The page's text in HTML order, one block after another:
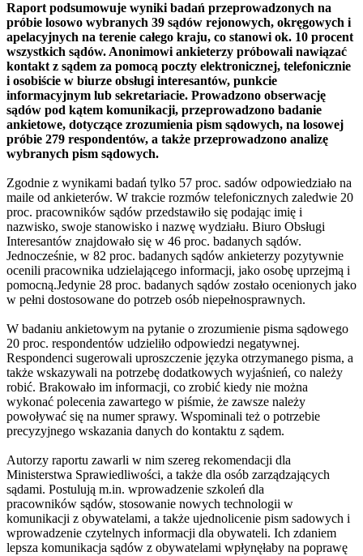
Raport podsumowuje wyniki badań przeprowadzonych na
próbie losowo wybranych 39 sądów rejonowych, okręgowych i
apelacyjnych na terenie całego kraju, co stanowi ok. 10 procent
wszystkich sądów. Anonimowi ankieterzy próbowali nawiązać
kontakt z sądem za pomocą poczty elektronicznej, telefonicznie
i osobiście w biurze obsługi interesantów, punkcie
informacyjnym lub sekretariacie. Prowadzono obserwację
sądów pod kątem komunikacji, przeprowadzono badanie
ankietowe, dotyczące zrozumienia pism sądowych, na losowej
próbie 279 respondentów, a także przeprowadzono analizę
wybranych pism sądowych.
Zgodnie z wynikami badań tylko 57 proc. sadów odpowiedziało na
maile od ankieterów. W trakcie rozmów telefonicznych zaledwie 20
proc. pracowników sądów przedstawiło się podając imię i
nazwisko, swoje stanowisko i nazwę wydziału. Biuro Obsługi
Interesantów znajdowało się w 46 proc. badanych sądów.
Jednocześnie, w 82 proc. badanych sądów ankieterzy pozytywnie
ocenili pracownika udzielającego informacji, jako osobę uprzejmą i
pomocną.Jedynie 28 proc. badanych sądów zostało ocenionych jako
w pełni dostosowane do potrzeb osób niepełnosprawnych.
W badaniu ankietowym na pytanie o zrozumienie pisma sądowego
20 proc. respondentów udzieliło odpowiedzi negatywnej.
Respondenci sugerowali uproszczenie języka otrzymanego pisma, a
także wskazywali na potrzebę dodatkowych wyjaśnień, co należy
robić. Brakowało im informacji, co zrobić kiedy nie można
wykonać polecenia zawartego w piśmie, że zawsze należy
powoływać się na numer sprawy. Wspominali też o potrzebie
precyzyjnego wskazania danych do kontaktu z sądem.
Autorzy raportu zawarli w nim szereg rekomendacji dla
Ministerstwa Sprawiedliwości, a także dla osób zarządzających
sądami. Postulują m.in. wprowadzenie szkoleń dla
pracowników sądów, stosowanie nowych technologii w
komunikacji z obywatelami, a także ujednolicenie pism sadowych i
wprowadzenie czytelnych informacji dla obywateli. Ich zdaniem
lepsza komunikacja sądów z obywatelami wpłynęłaby na poprawę